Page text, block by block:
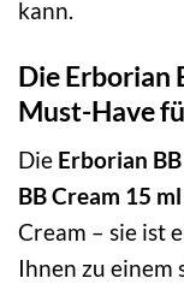
kann.
Die Erborian
Must-Have
Die Erborian
BB Cream 15
Cream – sie ist
Ihnen zu einem